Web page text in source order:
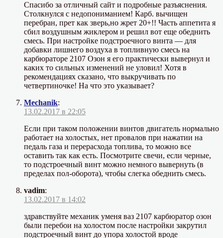
Спасибо за отличный сайт и подробные разъяснения.
Столкнулся с недопониманием! Карб. вычищен
перебран, прет как зверь,но жрет 20+!! Часть аппетита я
сбил воздушным жиклером и решил вот еще обеднить
смесь. При настройке подстроечного винта — для
добавки лишнего воздуха в топливную смесь на
карбюраторе 2107 Озон я его практически вывернул и
каких то сильных изменений не уловил! Хотя в
рекомендациях сказано, что выкручивать по
четвертиночке! На что это указывает?
Mechanik:
13.02.2017 в 22:05
Если при таком положении винтов двигатель нормально
работает на холостых, нет провалов при нажатии на
педаль газа и перерасхода топлива, то можно все
оставить так как есть. Посмотрите свечи, если черные,
то подстроечный винт можно немного вывернуть (в
пределах пол-оборота), чтобы слегка обеднить смесь.
vadim:
13.02.2017 в 14:02
здравствуйте механик уменя ваз 2107 карбюратор озон
были перебои на холостом после настройки закрутил
подстроечный винт до упора холостой вроде